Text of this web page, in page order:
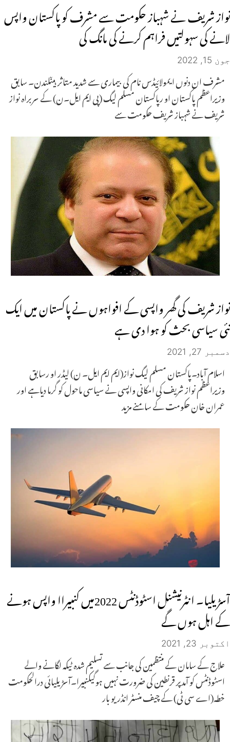
نواز شریف نے شہباز حکومت سے مشرف کو پاکستان واپس
لانے کی سہولتیں فراہم کرنے کی مانگ کی
جون 15, 2022
مشرف ان دنوں ایمولائیڈس نام کی بیماری سے شدید متاثر ہیںلندن۔ سابق
وزیراعظم پاکستان او رپاکستان مسلم لیگ (پی ایم ایل۔ن) کے سربراہ نواز
شریف نے شہباز شریف حکومت سے
نواز شریف کی گھر واپسی کے افواہوں نے پاکستان میں ایک
نئی سیاسی بحث کو ہوا دی ہے
دسمبر 27, 2021
اسلام آباد۔پاکستان مسلم لیگ نواز(ایم ایم ایل۔ ن) لیڈر او رسابق
وزیراعظم نواز شریف کی امکانی واپسی نے سیاسی ماحول کو گرما دیاہے اور
عمران خان حکومت کے سامنے مزید
آسڑیلیا۔ انٹرنیشنل اسٹوڈنٹس 2022میں کنبیراا واپس ہونے
کے اہل ہوں گے
اکتوبر 23, 2021
علاج کے سامان کے منتظمین کی جانب سے تسلیم شدہ ٹیکہ لگانے والے
اسٹوڈنٹس کو آمدپر قرنطین کی ضرورت نہیں ہوگیکنبیرا۔آسڑیلیائی درالحکومت
خطہ(اے سی ٹی) کے چیف منسٹر انڈریو بار